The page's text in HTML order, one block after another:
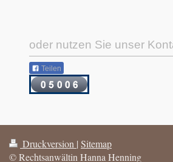
oder nutzen Sie unser
Teilen
Druckversion | Sitemap
© Rechtsanwältin Hanna Henning